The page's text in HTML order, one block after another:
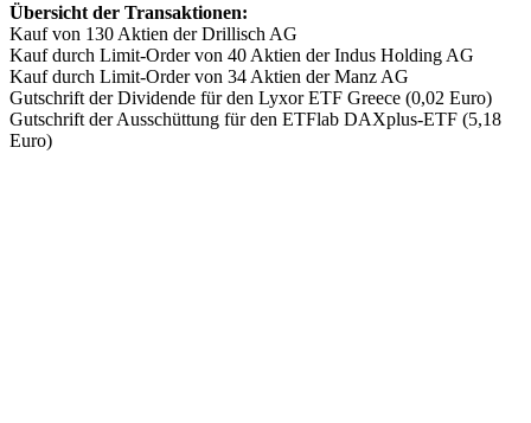
Übersicht der Transaktionen:
Kauf von 130 Aktien der Drillisch AG
Kauf durch Limit-Order von 40 Aktien der Indus Holding AG
Kauf durch Limit-Order von 34 Aktien der Manz AG
Gutschrift der Dividende für den Lyxor ETF Greece (0,02 Euro)
Gutschrift der Ausschüttung für den ETFlab DAXplus-ETF (5,18
Euro)